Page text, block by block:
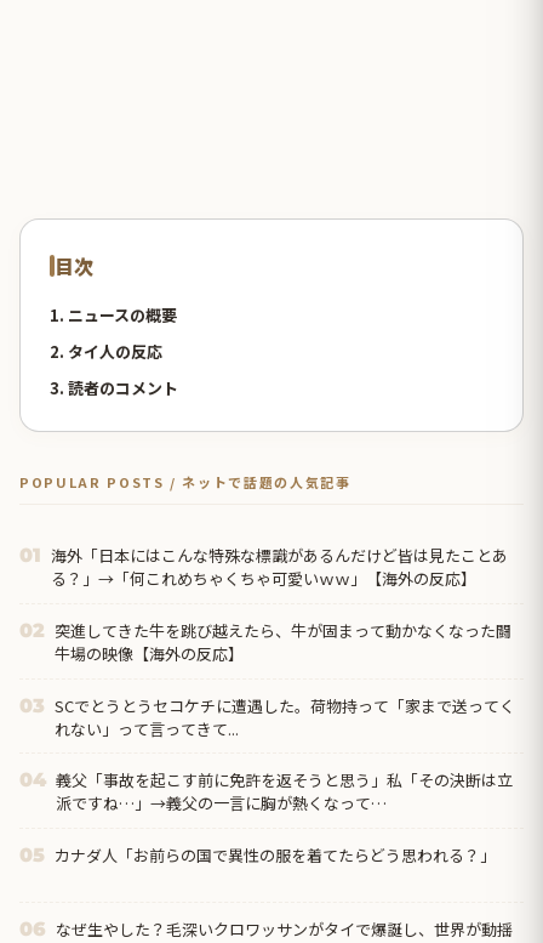
目次
1. ニュースの概要
2. タイ人の反応
3. 読者のコメント
POPULAR POSTS / ネットで話題の人気記事
01 海外「日本にはこんな特殊な標識があるんだけど皆は見たことあ
る？」→「何これめちゃくちゃ可愛いｗｗ」【海外の反応】
02 突進してきた牛を跳び越えたら、牛が固まって動かなくなった闘
牛場の映像【海外の反応】
03 SCでとうとうセコケチに遭遇した。荷物持って「家まで送ってく
れない」って言ってきて...
04 義父「事故を起こす前に免許を返そうと思う」私「その決断は立
派ですね…」→義父の一言に胸が熱くなって…
05 カナダ人「お前らの国で異性の服を着てたらどう思われる？」
06 なぜ生やした？毛深いクロワッサンがタイで爆誕し、世界が動揺